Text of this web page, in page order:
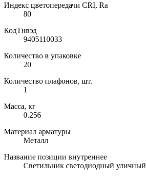
Индекс цветопередачи CRI, Ra
80
КодТнвэд
9405110033
Количество в упаковке
20
Количество плафонов, шт.
1
Масса, кг
0.256
Материал арматуры
Металл
Название позиции внутреннее
Светильник светодиодный уличный